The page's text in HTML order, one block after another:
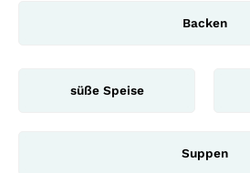
Backen
süße Speise
Suppen